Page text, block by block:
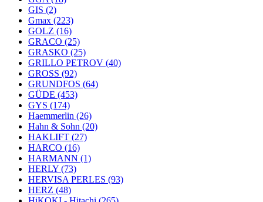
GIS (2)
Gmax (223)
GOLZ (16)
GRACO (25)
GRASKO (25)
GRILLO PETROV (40)
GROSS (92)
GRUNDFOS (64)
GÜDE (453)
GYS (174)
Haemmerlin (26)
Hahn & Sohn (20)
HAKLIFT (27)
HARCO (16)
HARMANN (1)
HERLY (73)
HERVISA PERLES (93)
HERZ (48)